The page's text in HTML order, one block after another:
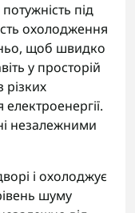
під
охолодження
щоб швидко
у просторій
різких
незалежними
і охолоджує
шуму